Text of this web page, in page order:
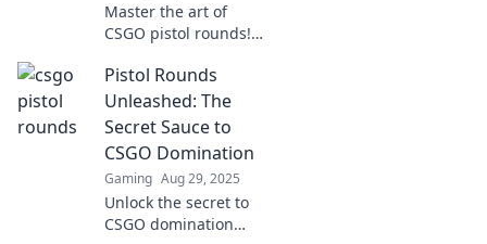
Master the art of
CSGO pistol rounds!
and strategies to
thrive in chaotic
battles. Unlock your
winning potential
now!
Pistol Rounds
Unleashed: The
Secret Sauce to
CSGO Domination
Gaming Aug 29, 2025
Unlock the secret to
CSGO domination